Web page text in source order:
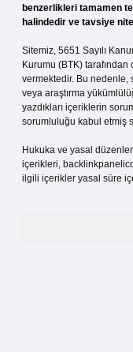
benzerlikleri tamamen
halindedir ve tavsiye
Sitemiz, 5651 Sayılı
Kurumu (BTK) tarafından
vermektedir. Bu nedenle,
veya araştırma
yazdıkları içeriklerin
sorumluluğu kabul etmiş
Hukuka ve yasal
içerikleri,
ilgili içerikler yasal süre